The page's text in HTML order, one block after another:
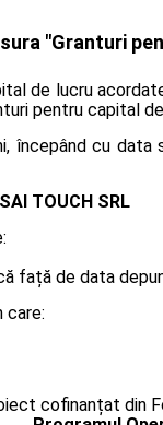
"Granturi
de lucru
pentru capital
începând cu
TOUCH SRL
față de data
care:
cofinanțat din